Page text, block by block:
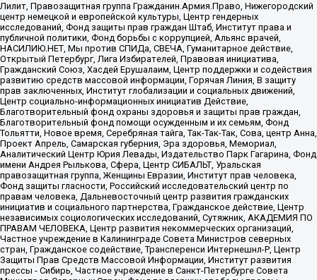
Лилит, Правозащитная группа Гражданин.Армия.Право, Нижегородский
центр немецкой и европейской культуры, Центр гендерных
исследований, Фонд защиты прав граждан Штаб, Институт права и
публичной политики, Фонд борьбы с коррупцией, Альянс врачей,
НАСИЛИЮ.НЕТ, Мы против СПИДа, СВЕЧА, Гуманитарное действие,
Открытый Петербург, Лига Избирателей, Правовая инициатива,
Гражданский Союз, Хасдей Ерушалаим, Центр поддержки и содействия
развитию средств массовой информации, Горячая Линия, В защиту
прав заключенных, Институт глобализации и социальных движений,
Центр социально-информационных инициатив Действие,
Благотворительный фонд охраны здоровья и защиты прав граждан,
Благотворительный фонд помощи осужденным и их семьям, Фонд
Тольятти, Новое время, Серебряная тайга, Так-Так-Так, Сова, центр Анна,
Проект Апрель, Самарская губерния, Эра здоровья, Мемориал,
Аналитический Центр Юрия Левады, Издательство Парк Гагарина, Фонд
имени Андрея Рылькова, Сфера, Центр СИБАЛЬТ, Уральская
правозащитная группа, Женщины Евразии, Институт прав человека,
Фонд защиты гласности, Российский исследовательский центр по
правам человека, Дальневосточный центр развития гражданских
инициатив и социального партнерства, Гражданское действие, Центр
независимых социологических исследований, Сутяжник, АКАДЕМИЯ ПО
ПРАВАМ ЧЕЛОВЕКА, Центр развития некоммерческих организаций,
Частное учреждение в Калининграде Совета Министров северных
стран, Гражданское содействие, Трансперенси Интернешнл-Р, Центр
Защиты Прав Средств Массовой Информации, Институт развития
прессы - Сибирь, Частное учреждение в Санкт-Петербурге Совета